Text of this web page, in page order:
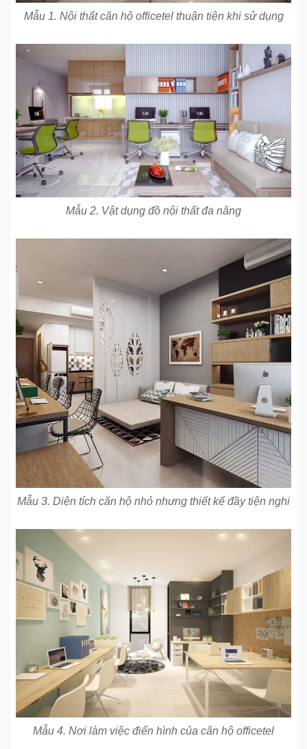
Mẫu 1. Nội thất căn hộ officetel thuận tiện khi sử dụng
Mẫu 2. Vật dụng đồ nội thất đa năng
Mẫu 3. Diện tích căn hộ nhỏ nhưng thiết kế đầy tiện nghi
Mẫu 4. Nơi làm việc điển hình của căn hộ officetel